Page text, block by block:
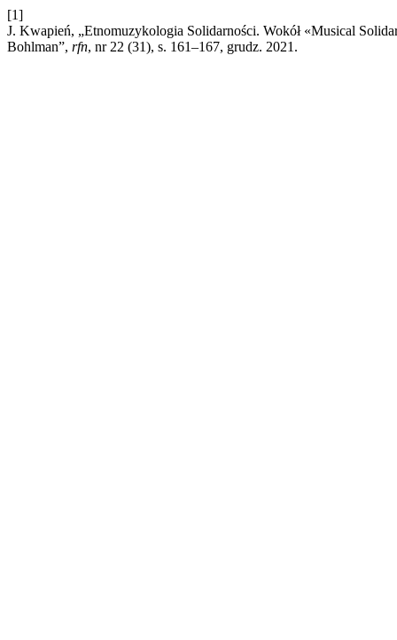
[1]
J. Kwapień, „Etnomuzykologia Solidarności. Wokół «Musical
Bohlman”, rfn, nr 22 (31), s. 161–167, grudz. 2021.